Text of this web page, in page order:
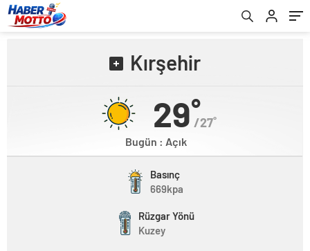
Kırşehir
29˚
/27˚
Bugün : Açık
Basınç
669kpa
Rüzgar Yönü
Kuzey